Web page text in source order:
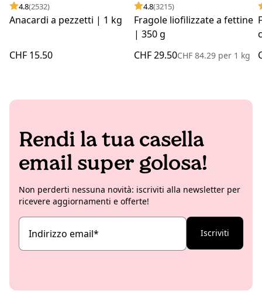
4.8(2532)
Anacardi a pezzetti | 1 kg
CHF 15.50
4.8(3215)
Fragole liofilizzate a fettine
| 350 g
CHF 29.50CHF 84.29 per1 kg
Rendi la tua casella
email super golosa!
Non perderti nessuna novità: iscriviti alla newsletter per
ricevere aggiornamenti e offerte!
Indirizzo email* Iscriviti